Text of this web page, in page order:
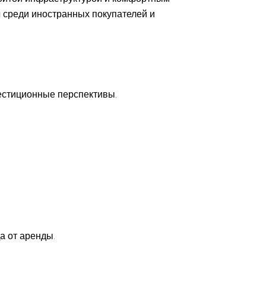
иностранных покупателей и
перспективы.
от аренды.